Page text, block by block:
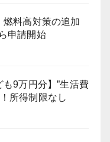
燃料高対策の追加
申請開始
も9万円分】”生活費
所得制限なし